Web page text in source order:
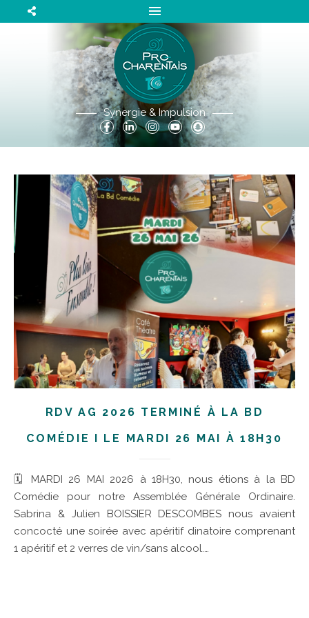
Synergie & Impulsion
RDV AG 2026 TERMINÉ À LA BD
COMÉDIE I LE MARDI 26 MAI À 18H30
🗓 MARDI 26 MAI 2026 à 18H30, nous étions à la BD
Comédie pour notre Assemblée Générale Ordinaire.
Sabrina & Julien BOISSIER DESCOMBES nous avaient
concocté une soirée avec apéritif dinatoire comprenant
1 apéritif et 2 verres de vin/sans alcool.…